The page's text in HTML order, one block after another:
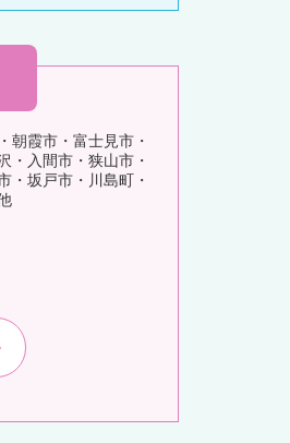
朝霞市・富士見市・
・入間市・狭山市・
・坂戸市・川島町・